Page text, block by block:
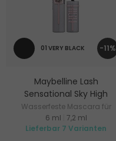
-11%
01 VERY BLACK
Maybelline Lash
Sensational Sky High
Wasserfeste Mascara für
Volumen und Verlängerung
6 ml 7,2 ml
Lieferbar 7 Varianten